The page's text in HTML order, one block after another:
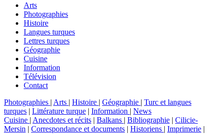
Arts
Photographies
Histoire
Langues turques
Lettres turques
Géographie
Cuisine
Information
Télévision
Contact
Photographies | Arts | Histoire | Géographie | Turc et langues
turques | Littérature turque | Information | News
Cuisine | Anecdotes et récits | Balkans | Bibliographie | Cilicie-
Mersin | Correspondance et documents | Historiens | Imprimerie |